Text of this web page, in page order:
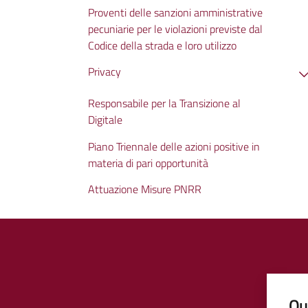
Proventi delle sanzioni amministrative
pecuniarie per le violazioni previste dal
Codice della strada e loro utilizzo
Privacy
Responsabile per la Transizione al
Digitale
Piano Triennale delle azioni positive in
materia di pari opportunità
Attuazione Misure PNRR